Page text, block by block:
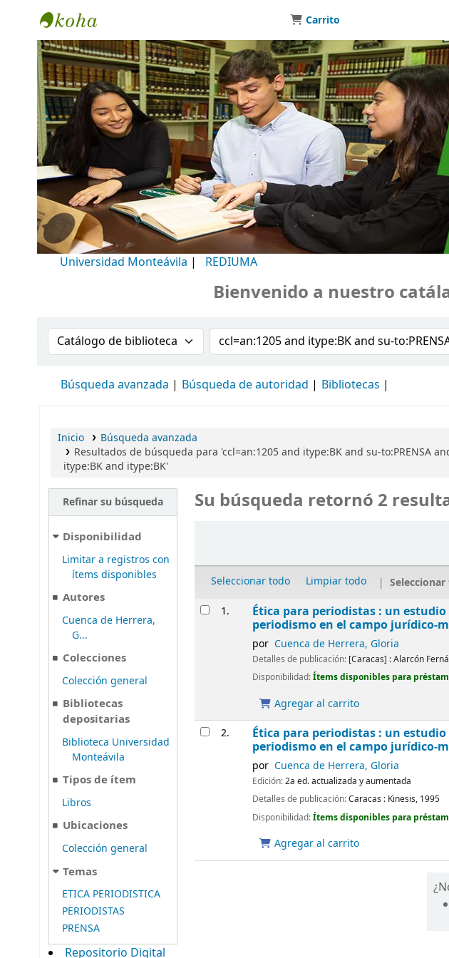
Biblioteca Universidad Monteávila
Carrito
Universidad Monteávila | REDIUMA
Bienvenido a nuestro
Buscar en el catálogo por:Buscar en el catálogo
Búsqueda avanzada Búsqueda de autoridad Bibliotecas
Inicio
Búsqueda avanzada
Resultados de búsqueda para 'ccl=an:1205 and itype:BK and su-to:PRENSA
itype:BK and itype:BK'
Refinar su búsqueda
Disponibilidad
Limitar a registros con
ítems disponibles
Autores
Cuenca de Herrera,
G...
Colecciones
Colección general
Bibliotecas
depositarias
Biblioteca Universidad
Monteávila
Tipos de ítem
Libros
Ubicaciones
Colección general
Temas
ETICA PERIODISTICA
PERIODISTAS
PRENSA
Repositorio Digital
Su búsqueda retornó 2
Seleccionar todo Limpiar todo
Resultados
1.
Ética para periodistas : un
periodismo en el campo jurídico-
por Cuenca de Herrera, Gloria
Detalles de publicación: [Caracas] :Alarcón
Disponibilidad:Ítems disponibles para
Agregar al carrito
2.
Ética para periodistas : un
periodismo en el campo jurídico-
por Cuenca de Herrera, Gloria
Edición:2a ed. actualizada y aumentada
Detalles de publicación:Caracas : Kinesis, 1995
Disponibilidad:Ítems disponibles para
Agregar al carrito